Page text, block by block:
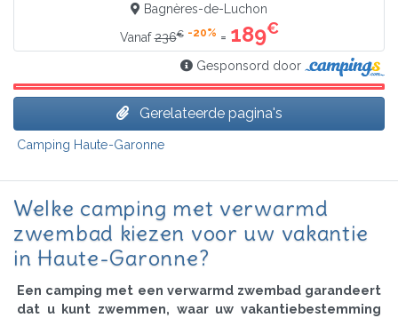
Bagnères-de-Luchon
Vanaf236€ -20% = 189€
Gesponsord door
Gerelateerde pagina's
Camping Haute-Garonne
Welke camping met verwarmd
zwembad kiezen voor uw vakantie
in Haute-Garonne?
Een camping met een verwarmd zwembad garandeert
dat u kunt zwemmen, waar uw vakantiebestemming